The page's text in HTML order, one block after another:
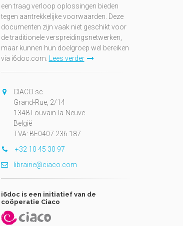
een traag verloop oplossingen bieden
tegen aantrekkelijke voorwaarden. Deze
documenten zijn vaak niet geschikt voor
de traditionele verspreidingsnetwerken,
maar kunnen hun doelgroep wel bereiken
via i6doc.com. Lees verder
CIACO sc
Grand-Rue, 2/14
1348 Louvain-la-Neuve
België
TVA: BE0407.236.187
+32 10 45 30 97
librairie@ciaco.com
i6doc is een initiatief van de
coöperatie Ciaco